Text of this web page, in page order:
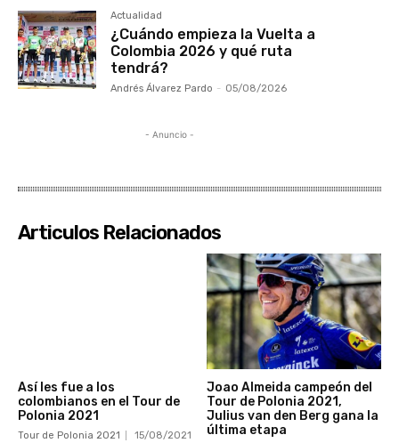
Actualidad
¿Cuándo empieza la Vuelta a
Colombia 2026 y qué ruta
tendrá?
Andrés Álvarez Pardo - 05/08/2026
- Anuncio -
Articulos Relacionados
Así les fue a los
colombianos en el Tour de
Polonia 2021
Tour de Polonia 2021 15/08/2021
Joao Almeida campeón del
Tour de Polonia 2021,
Julius van den Berg gana la
última etapa